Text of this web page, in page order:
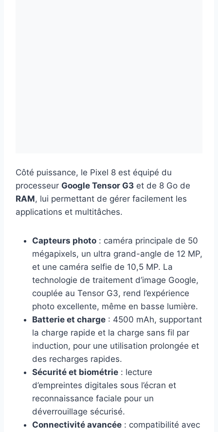
Côté puissance, le Pixel 8 est équipé du
processeur Google Tensor G3 et de 8 Go de
RAM, lui permettant de gérer facilement les
applications et multitâches.
Capteurs photo : caméra principale de 50
mégapixels, un ultra grand-angle de 12 MP,
et une caméra selfie de 10,5 MP. La
technologie de traitement d’image Google,
couplée au Tensor G3, rend l’expérience
photo excellente, même en basse lumière.
Batterie et charge : 4500 mAh, supportant
la charge rapide et la charge sans fil par
induction, pour une utilisation prolongée et
des recharges rapides.
Sécurité et biométrie : lecture
d’empreintes digitales sous l’écran et
reconnaissance faciale pour un
déverrouillage sécurisé.
Connectivité avancée : compatibilité avec